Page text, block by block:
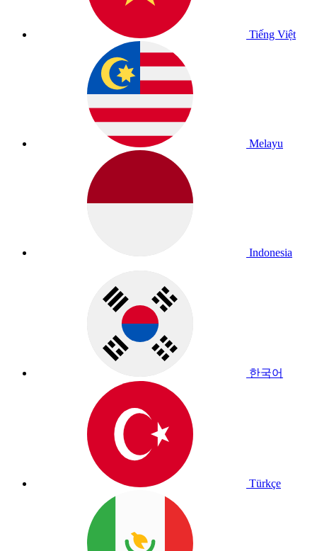
Tiếng Việt
Melayu
Indonesia
한국어
Türkçe